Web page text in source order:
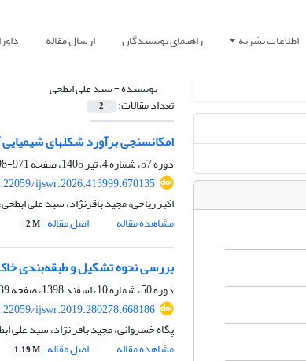
اطلاعات نشریه راهنمای نویسندگان ارسال مقاله
نویسنده =سید علی ابطحی
تعداد مقالات: 2
امکان‏سنجی برآورد شکل‏های
دوره 57، شماره 4، تیر 1405، صفحه
971-998
ijswr.2026.413999.670135
اکبر ریاحی، مجید باقرنژاد، سید علی
مشاهده مقاله
اصل مقاله 2 M
بررسی نحوه تشکیل و طبقه‌بندی
دوره 50، شماره 10، اسفند 1398، صفحه
ijswr.2019.280278.668186
پگاه خسروانی، مجید باقر نژاد، سید علی
مشاهده مقاله
اصل مقاله 1.19 M